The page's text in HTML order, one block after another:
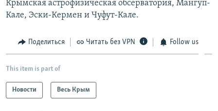
Крымская астрофизическая обсерватория, Мангуп-
Кале, Эски-Кермен и Чуфут-Кале.
Поделиться Читать без VPN Follow us
This item is part of
Новости Весь Крым